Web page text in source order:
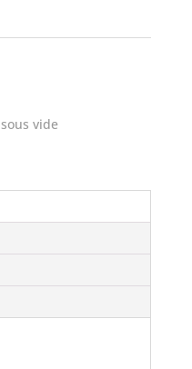
sous vide